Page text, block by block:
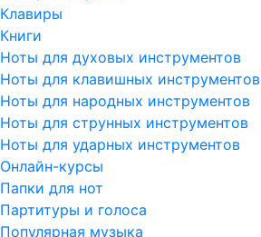
Клавиры
Книги
Ноты для духовых инструментов
Ноты для клавишных инструментов
Ноты для народных инструментов
Ноты для струнных инструментов
Ноты для ударных инструментов
Онлайн-курсы
Папки для нот
Партитуры и голоса
Популярная музыка